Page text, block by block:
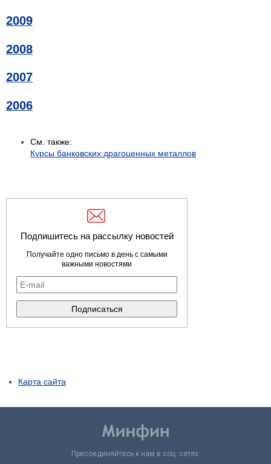
2009
2008
2007
2006
См. также:
Курсы банковских драгоценных металлов
Подпишитесь на рассылку новостей
Получайте одно письмо в день с самыми
важными новостями
Карта сайта
Присоединяйтесь к нам в соц. сетях: